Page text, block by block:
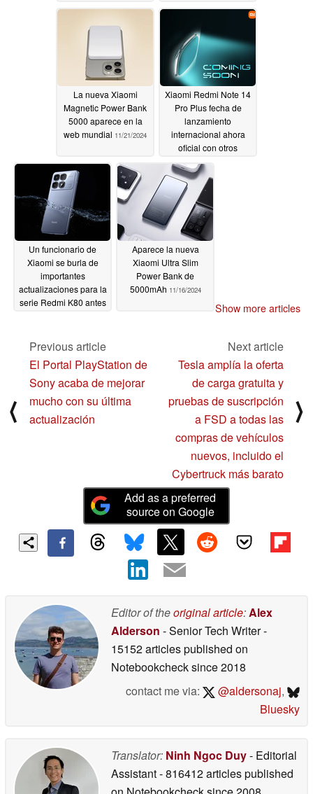
La nueva Xiaomi
Magnetic Power Bank
5000 aparece en la
web mundial 11/21/2024
Xiaomi Redmi Note 14
Pro Plus fecha de
lanzamiento
internacional ahora
oficial con otros
también se espera
11/21/2024
Un funcionario de
Xiaomi se burla de
importantes
actualizaciones para la
serie Redmi K80 antes
Aparece la nueva
Xiaomi Ultra Slim
Power Bank de
5000mAh 11/16/2024
Show more articles
⟨
Previous article
El Portal PlayStation de
Sony acaba de mejorar
mucho con su última
actualización
Next article
Tesla amplía la oferta
de carga gratuita y
pruebas de suscripción
a FSD a todas las
compras de vehículos
nuevos, incluido el
Cybertruck más barato
⟩
Add as a preferred
source on Google
Editor of theoriginal article:Alex
Alderson - Senior Tech Writer-
15152 articles published on
Notebookchecksince 2018
contact me via:
@aldersonaj,
Bluesky
Translator: Ninh Ngoc Duy- Editorial
Assistant- 816412 articles published